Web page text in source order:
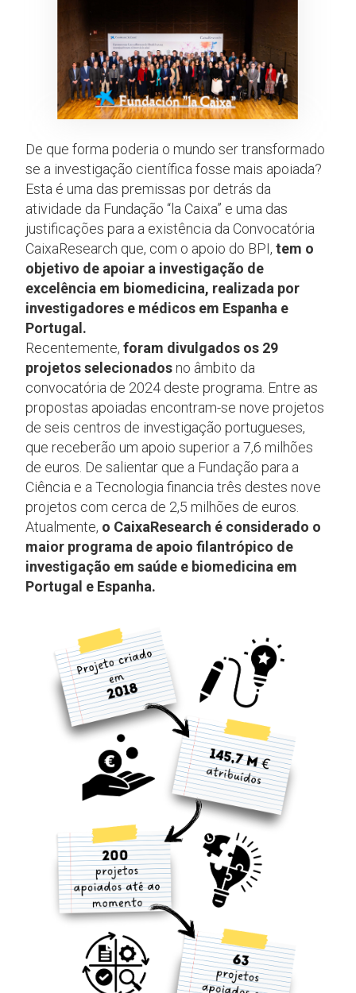
De que forma poderia o mundo ser transformado
se a investigação científica fosse mais apoiada?
Esta é uma das premissas por detrás da
atividade da Fundação “la Caixa” e uma das
justificações para a existência da Convocatória
CaixaResearch que, com o apoio do BPI, tem o
objetivo de apoiar a investigação de
excelência em biomedicina, realizada por
investigadores e médicos em Espanha e
Portugal.
Recentemente, foram divulgados os 29
projetos selecionados no âmbito da
convocatória de 2024 deste programa. Entre as
propostas apoiadas encontram-se nove projetos
de seis centros de investigação portugueses,
que receberão um apoio superior a 7,6 milhões
de euros. De salientar que a Fundação para a
Ciência e a Tecnologia financia três destes nove
projetos com cerca de 2,5 milhões de euros.
Atualmente, o CaixaResearch é considerado o
maior programa de apoio filantrópico de
investigação em saúde e biomedicina em
Portugal e Espanha.